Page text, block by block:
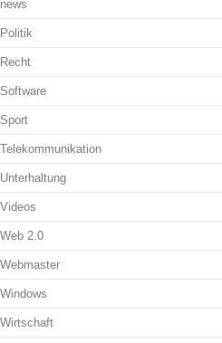
news
Politik
Recht
Software
Sport
Telekommunikation
Unterhaltung
Videos
Web 2.0
Webmaster
Windows
Wirtschaft